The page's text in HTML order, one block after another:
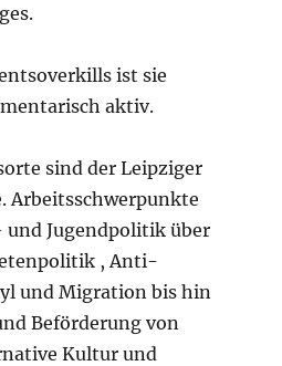
ist sie
aktiv.
sind der Leipziger
Arbeitsschwerpunkte
Jugendpolitik über
, Anti-
und Migration bis hin
Beförderung von
Kultur und